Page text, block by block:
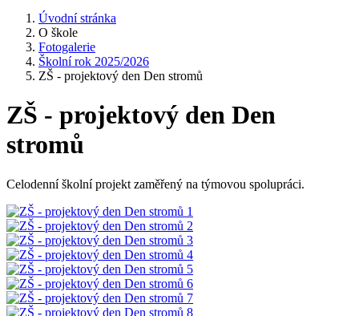
Úvodní stránka
O škole
Fotogalerie
Školní rok 2025/2026
ZŠ - projektový den Den stromů
ZŠ - projektový den Den
stromů
Celodenní školní projekt zaměřený na týmovou spolupráci.